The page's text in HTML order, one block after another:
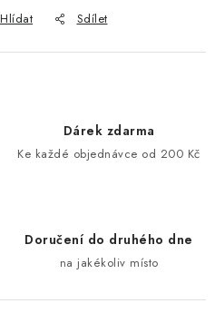
Hlídat Sdílet
Dárek zdarma
Ke každé objednávce od 200 Kč
Doručení do druhého dne
na jakékoliv místo